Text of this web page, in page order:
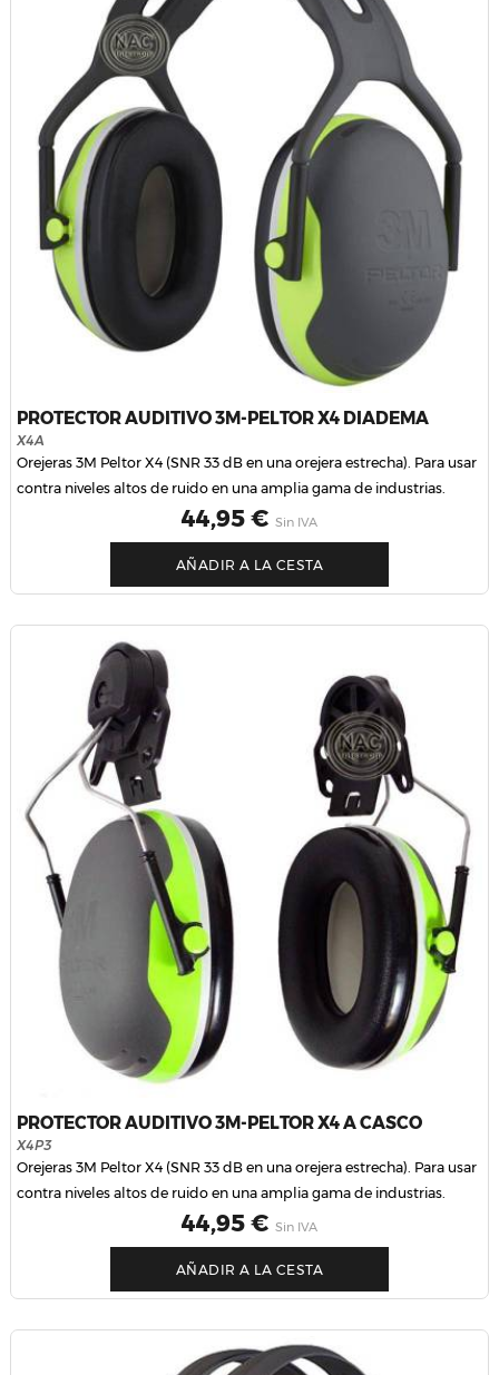
PROTECTOR AUDITIVO 3M-PELTOR X4 DIADEMA
X4A
Orejeras 3M Peltor X4 (SNR 33 dB en una orejera estrecha). Para usar
contra niveles altos de ruido en una amplia gama de industrias.
Precio
44,95 € Sin IVA
AÑADIR A LA CESTA
PROTECTOR AUDITIVO 3M-PELTOR X4 A CASCO
X4P3
Orejeras 3M Peltor X4 (SNR 33 dB en una orejera estrecha). Para usar
contra niveles altos de ruido en una amplia gama de industrias.
Precio
44,95 € Sin IVA
AÑADIR A LA CESTA